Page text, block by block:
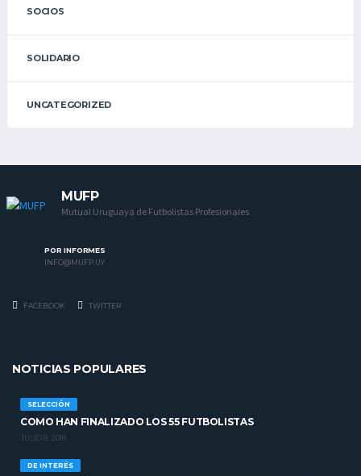
SOCIOS
SOLIDARIO
UNCATEGORIZED
MUFP
Mutual Uruguaya de Futbolistas Profesionales
POR INFORMES
INFO@MUFP.UY
FACEBOOK TWITTER
NOTICIAS POPULARES
SELECCIÓN
COMO HAN FINALIZADO LOS 55 FUTBOLISTAS
JULIO 8, 2018
DE INTERÉS